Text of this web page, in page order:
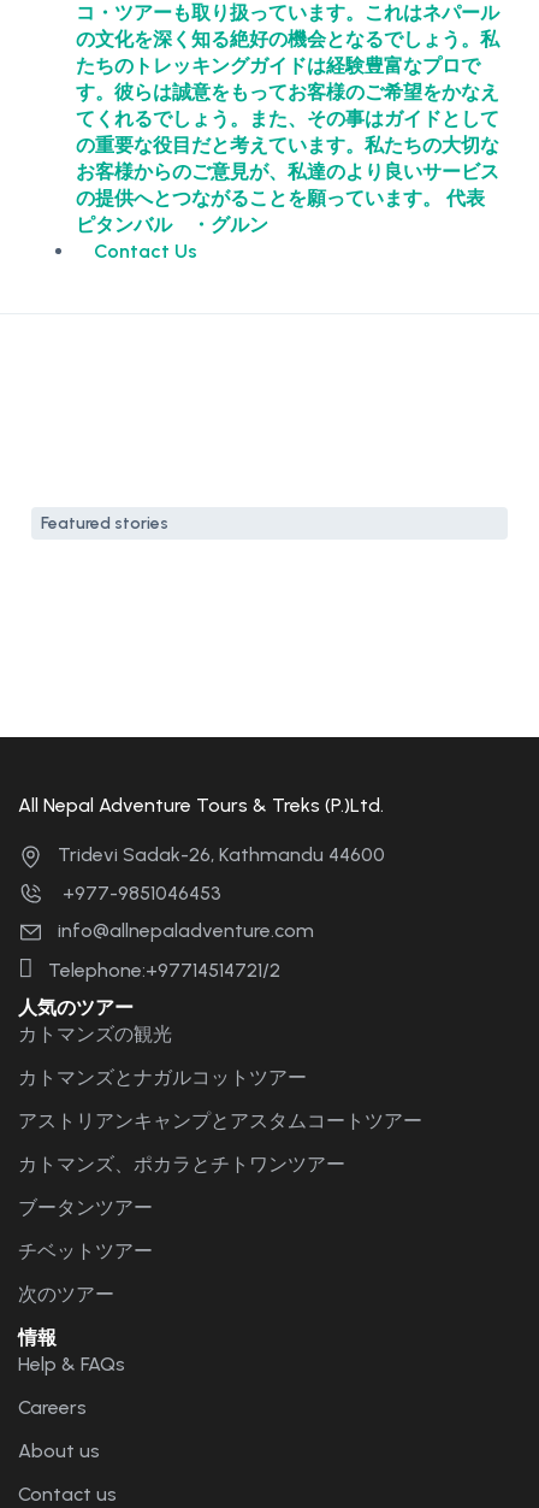
コ・ツアーも取り扱っています。これはネパール
の文化を深く知る絶好の機会となるでしょう。私
たちのトレッキングガイドは経験豊富なプロで
す。彼らは誠意をもってお客様のご希望をかなえ
てくれるでしょう。また、その事はガイドとして
の重要な役目だと考えています。私たちの大切な
お客様からのご意見が、私達のより良いサービス
の提供へとつながることを願っています。 代表
ピタンバル ・グルン
Contact Us
Featured stories
All Nepal Adventure Tours & Treks (P.)Ltd.
Tridevi Sadak-26, Kathmandu 44600
+977-9851046453
info@allnepaladventure.com
Telephone:+97714514721/2
人気のツアー
カトマンズの観光
カトマンズとナガルコットツアー
アストリアンキャンプとアスタムコートツアー
カトマンズ、ポカラとチトワンツアー
ブータンツアー
チベットツアー
次のツアー
情報
Help & FAQs
Careers
About us
Contact us